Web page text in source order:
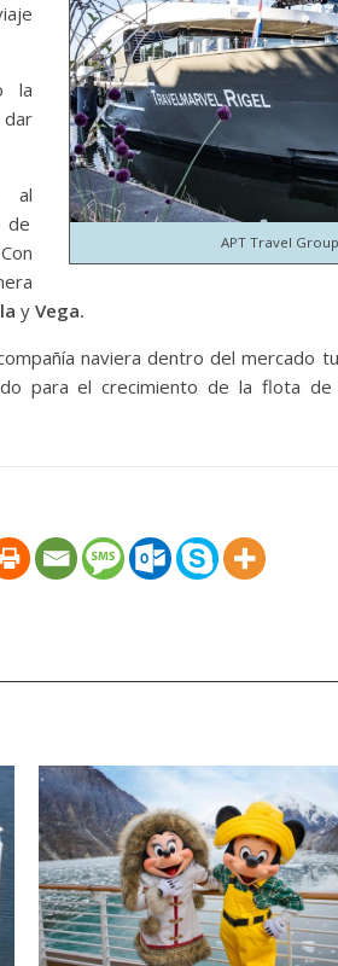
APT Travel Group
la
al
de
y Vega.
naviera dentro del mercado
para el crecimiento de la flota de